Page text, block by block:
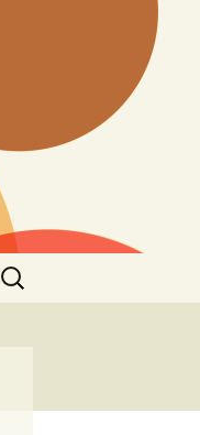
Suchen
nach: